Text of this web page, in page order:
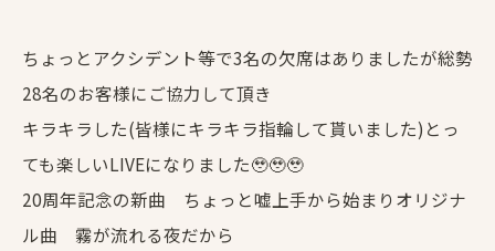
ちょっとアクシデント等で3名の欠席はありましたが総勢
28名のお客様にご協力して頂き
キラキラした(皆様にキラキラ指輪して貰いました)とっ
ても楽しいLIVEになりました🥹🥹🥹
20周年記念の新曲 ちょっと嘘上手から始まりオリジナ
ル曲 霧が流れる夜だから